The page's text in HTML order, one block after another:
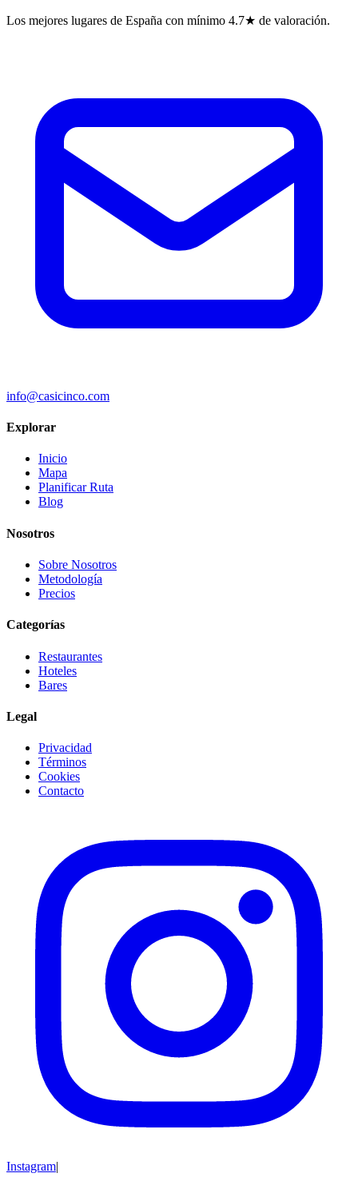
Los mejores lugares de España con mínimo 4.7★ de valoración.
info@casicinco.com
Explorar
Inicio
Mapa
Planificar Ruta
Blog
Nosotros
Sobre Nosotros
Metodología
Precios
Categorías
Restaurantes
Hoteles
Bares
Legal
Privacidad
Términos
Cookies
Contacto
Instagram|